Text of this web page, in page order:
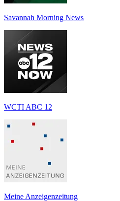
Savannah Morning News
WCTI ABC 12
Meine Anzeigenzeitung